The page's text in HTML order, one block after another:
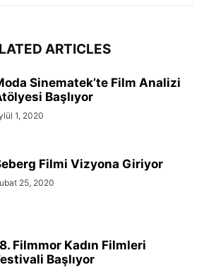
ARTICLES
Sinematek’te Film Analizi
Başlıyor
1, 2020
Filmi Vizyona Giriyor
25, 2020
Filmmor Kadın Filmleri
Başlıyor